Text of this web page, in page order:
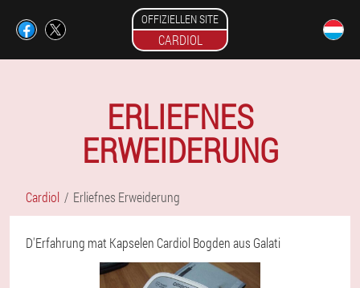
OFFIZIELLEN SITE
CARDIOL
ERLIEFNES
ERWEIDERUNG
Cardiol Erliefnes Erweiderung
D'Erfahrung mat Kapselen Cardiol Bogden aus Galati